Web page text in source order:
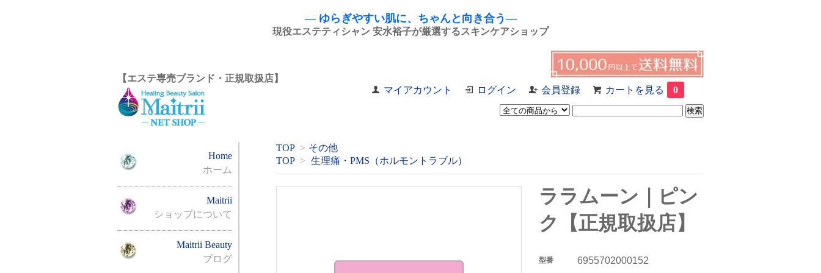
― ゆらぎやすい肌に、ちゃんと向き合う―
現役エステティシャン 安水裕子が厳選するスキンケアショップ
【エステ専売ブランド・正規取扱店】
マイアカウント
ログイン 会員登録 カートを見る 0
TOP > その他
TOP > 生理痛・PMS（ホルモントラブル）
ララムーン｜ピン
ク【正規取扱店】
型番 6955702000152
Home
ホーム
Maitrii
ショップについて
Maitrii Beauty
ブログ